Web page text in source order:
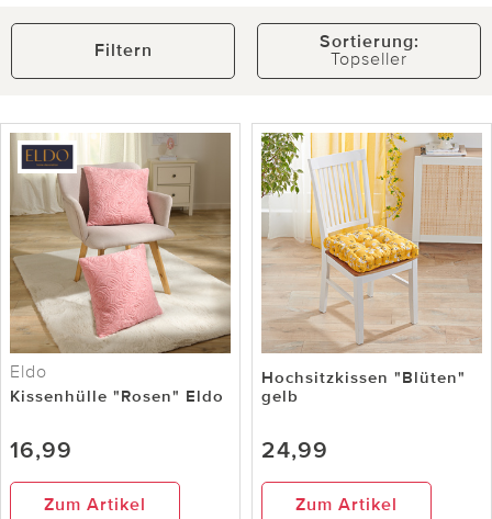
Filtern
Sortierung:
Topseller
Eldo
Kissenhülle "Rosen" Eldo
16,99
Zum Artikel
Hochsitzkissen "Blüten"
gelb
24,99
Zum Artikel